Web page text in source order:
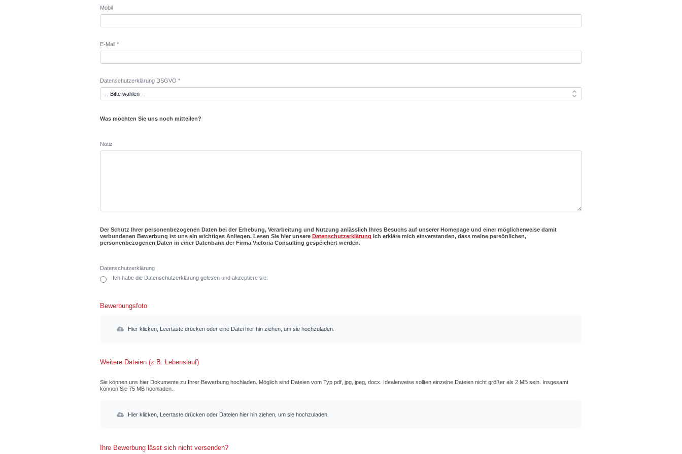
Mobil
E-Mail *
Datenschutzerklärung DSGVO *
Was möchten Sie uns noch mitteilen?
Notiz
Der Schutz Ihrer personenbezogenen Daten bei der Erhebung, Verarbeitung und Nutzung anlässlich Ihres Besuchs auf unserer Homepage und einer möglicherweise damit
verbundenen Bewerbung ist uns ein wichtiges Anliegen. Lesen Sie hier unsere Datenschutzerklärung Ich erkläre mich einverstanden, dass meine persönlichen,
personenbezogenen Daten in einer Datenbank der Firma Victoria Consulting gespeichert werden.
Datenschutzerklärung
Ich habe die Datenschutzerklärung gelesen und akzeptiere sie.
Bewerbungsfoto
Hier klicken, Leertaste drücken oder eine Datei hier hin ziehen, um sie hochzuladen.
Weitere Dateien (z.B. Lebenslauf)
Sie können uns hier Dokumente zu Ihrer Bewerbung hochladen. Möglich sind Dateien vom Typ pdf, jpg, jpeg, docx. Idealerweise sollten einzelne Dateien nicht größer als 2 MB sein. Insgesamt
können Sie 75 MB hochladen.
Hier klicken, Leertaste drücken oder Dateien hier hin ziehen, um sie hochzuladen.
Ihre Bewerbung lässt sich nicht versenden?